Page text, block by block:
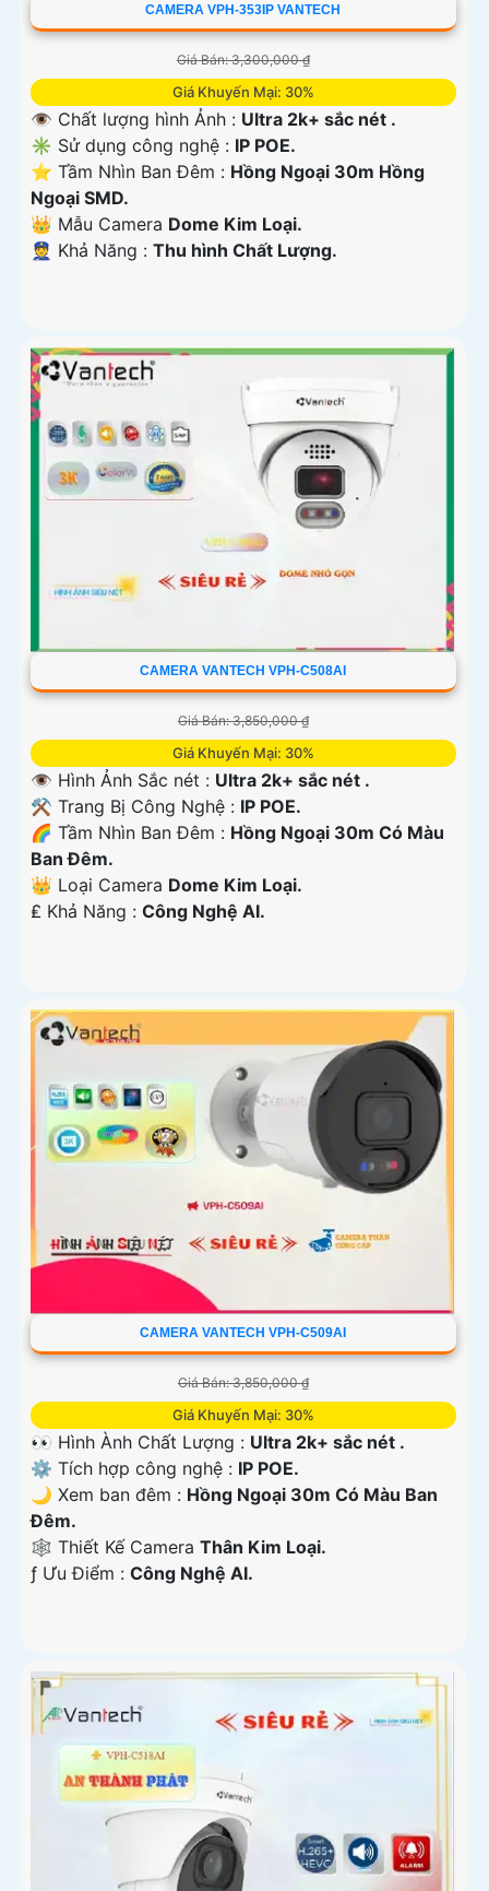
CAMERA VPH-353IP VANTECH
Giá Bán: 3,300,000 ₫
Giá Khuyến Mại: 30%
👁 Chất lượng hình Ảnh : Ultra 2k+ sắc nét .
✳️ Sử dụng công nghệ : IP POE.
⭐ Tầm Nhìn Ban Đêm : Hồng Ngoại 30m Hồng
Ngoại SMD.
👑 Mẫu Camera Dome Kim Loại.
️👮 Khả Năng : Thu hình Chất Lượng.
CAMERA VANTECH VPH-C508AI
Giá Bán: 3,850,000 ₫
Giá Khuyến Mại: 30%
👁 Hình Ảnh Sắc nét : Ultra 2k+ sắc nét .
⚒ Trang Bị Công Nghệ : IP POE.
🌈 Tầm Nhìn Ban Đêm : Hồng Ngoại 30m Có Màu
Ban Đêm.
👑 Loại Camera Dome Kim Loại.
️₤ Khả Năng : Công Nghệ AI.
CAMERA VANTECH VPH-C509AI
Giá Bán: 3,850,000 ₫
Giá Khuyến Mại: 30%
👀 Hình Ành Chất Lượng : Ultra 2k+ sắc nét .
⚙ Tích hợp công nghệ : IP POE.
🌙 Xem ban đêm : Hồng Ngoại 30m Có Màu Ban
Đêm.
🕸️ Thiết Kế Camera Thân Kim Loại.
️ƒ Ưu Điểm : Công Nghệ AI.